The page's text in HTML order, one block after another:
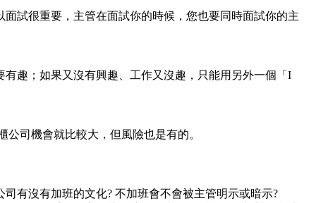
試很重要，主管在面試你的時候，您也要同時面試你的主
趣；如果又沒有興趣、工作又沒趣，只能用另外一個「I
司機會就比較大，但風險也是有的。
有沒有加班的文化? 不加班會不會被主管明示或暗示?